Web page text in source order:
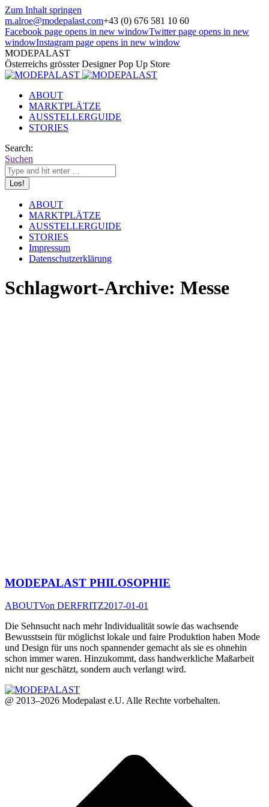
Zum Inhalt springen
m.alroe@modepalast.com+43 (0) 676 581 10 60
Facebook page opens in new windowTwitter page opens in new
windowInstagram page opens in new window
MODEPALAST
Österreichs grösster Designer Pop Up Store
ABOUT
MARKTPLÄTZE
AUSSTELLERGUIDE
STORIES
Search:
Suchen
ABOUT
MARKTPLÄTZE
AUSSTELLERGUIDE
STORIES
Impressum
Datenschutzerklärung
Schlagwort-Archive: Messe
MODEPALAST PHILOSOPHIE
ABOUTVon DERFRITZ2017-01-01
Die Sehnsucht nach mehr Individualität sowie das wachsende
Bewusstsein für möglichst lokale und faire Produktion haben Mode
und Design für uns noch spannender gemacht als sie es ohnehin
schon immer waren. Hinzukommt, dass handwerkliche Maßarbeit
nicht nur geschätzt, sondern auch verlangt wird.
@ 2013–2026 Modepalast e.U. Alle Rechte vorbehalten.